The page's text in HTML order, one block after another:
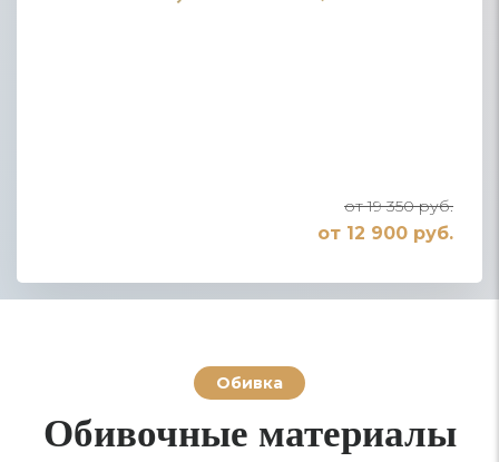
от 19 350 руб.
от 12 900 руб.
Обивка
Обивочные материалы